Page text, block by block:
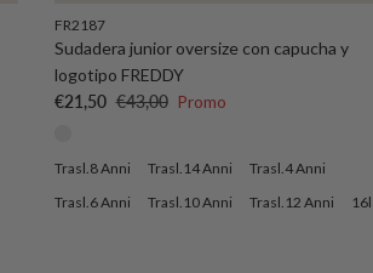
FR2187
Sudadera junior oversize con capucha y
logotipo FREDDY
Precio de venta
€21,50 Precio normal
€43,00 Promo
Trasl.8 Anni Trasl.14 Anni
Trasl.4 Anni
Trasl.6 Anni
Trasl.10 Anni Trasl.12 Anni 16l